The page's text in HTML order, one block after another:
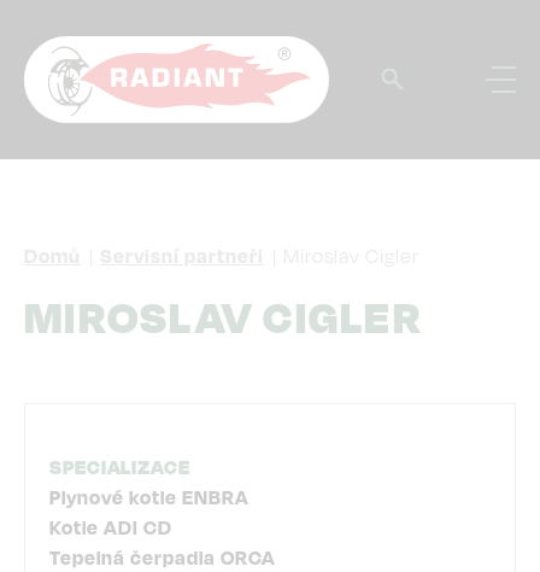
hlavnímu
obsahu
NAVIGACE
MIROSLAV CIGLER
SPECIALIZACE
Plynové kotle ENBRA
Kotle ADI CD
Tepelná čerpadla ORCA